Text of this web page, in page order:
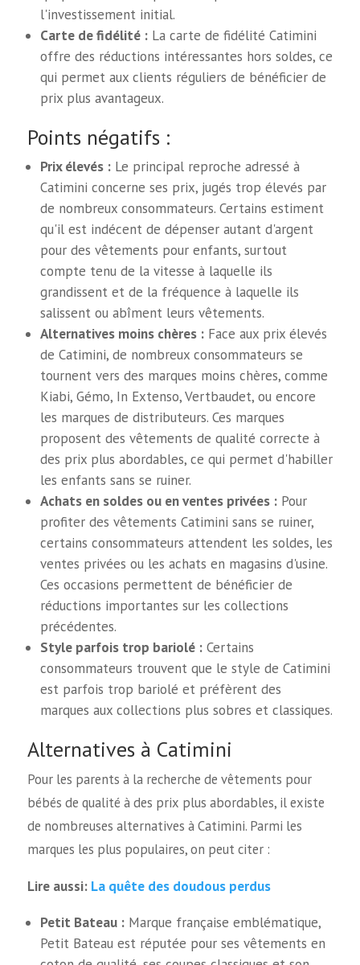
l'investissement initial.
Carte de fidélité : La carte de fidélité Catimini
offre des réductions intéressantes hors soldes, ce
qui permet aux clients réguliers de bénéficier de
prix plus avantageux.
Points négatifs :
Prix élevés : Le principal reproche adressé à
Catimini concerne ses prix, jugés trop élevés par
de nombreux consommateurs. Certains estiment
qu'il est indécent de dépenser autant d'argent
pour des vêtements pour enfants, surtout
compte tenu de la vitesse à laquelle ils
grandissent et de la fréquence à laquelle ils
salissent ou abîment leurs vêtements.
Alternatives moins chères : Face aux prix élevés
de Catimini, de nombreux consommateurs se
tournent vers des marques moins chères, comme
Kiabi, Gémo, In Extenso, Vertbaudet, ou encore
les marques de distributeurs. Ces marques
proposent des vêtements de qualité correcte à
des prix plus abordables, ce qui permet d'habiller
les enfants sans se ruiner.
Achats en soldes ou en ventes privées : Pour
profiter des vêtements Catimini sans se ruiner,
certains consommateurs attendent les soldes, les
ventes privées ou les achats en magasins d'usine.
Ces occasions permettent de bénéficier de
réductions importantes sur les collections
précédentes.
Style parfois trop bariolé : Certains
consommateurs trouvent que le style de Catimini
est parfois trop bariolé et préfèrent des
marques aux collections plus sobres et classiques.
Alternatives à Catimini
Pour les parents à la recherche de vêtements pour
bébés de qualité à des prix plus abordables, il existe
de nombreuses alternatives à Catimini. Parmi les
marques les plus populaires, on peut citer :
Lire aussi: La quête des doudous perdus
Petit Bateau : Marque française emblématique,
Petit Bateau est réputée pour ses vêtements en